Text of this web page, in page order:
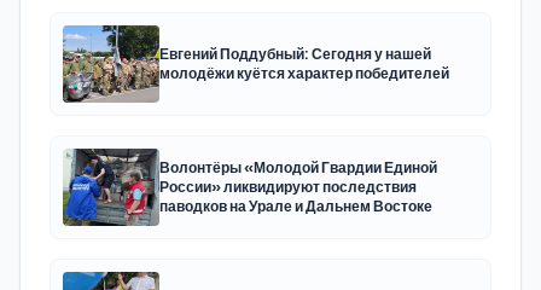
Евгений Поддубный: Сегодня у нашей
молодёжи куётся характер победителей
Волонтёры «Молодой Гвардии Единой
России» ликвидируют последствия
паводков на Урале и Дальнем Востоке